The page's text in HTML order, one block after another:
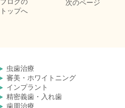
トップへ
次のページ
虫歯治療
審美・ホワイトニング
インプラント
精密義歯・入れ歯
歯周治療